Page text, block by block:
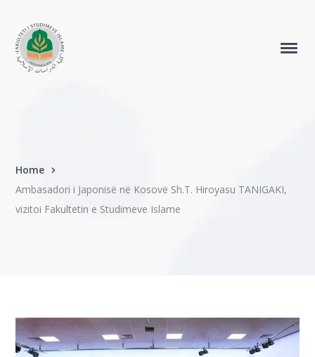
Home
Ambasadori i Japonisë në Kosovë Sh.T. Hiroyasu TANIGAKI,
vizitoi Fakultetin e Studimeve Islame